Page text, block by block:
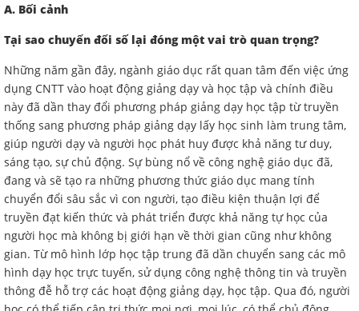
A. Bối cảnh
Tại sao chuyển đổi số lại đóng một vai trò quan trọng?
Những năm gần đây, ngành giáo dục rất quan tâm đến việc ứng
dụng CNTT vào hoạt động giảng dạy và học tập và chính điều
này đã dần thay đổi phương pháp giảng dạy học tập từ truyền
thống sang phương pháp giảng dạy lấy học sinh làm trung tâm,
giúp người dạy và người học phát huy được khả năng tư duy,
sáng tạo, sự chủ động. Sự bùng nổ về công nghệ giáo dục đã,
đang và sẽ tạo ra những phương thức giáo dục mang tính
chuyển đổi sâu sắc vì con người, tạo điều kiện thuận lợi để
truyền đạt kiến thức và phát triển được khả năng tự học của
người học mà không bị giới hạn về thời gian cũng như không
gian. Từ mô hình lớp học tập trung đã dần chuyển sang các mô
hình dạy học trực tuyến, sử dụng công nghệ thông tin và truyền
thông đễ hỗ trợ các hoạt động giảng dạy, học tập. Qua đó, người